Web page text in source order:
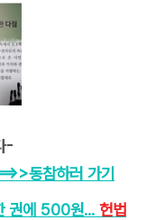
-
==>>동참하러 가기
권에 500원... 헌법